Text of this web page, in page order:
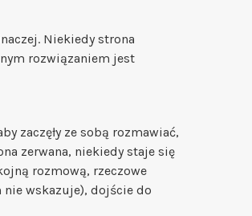
Niekiedy strona
rozwiązaniem jest
zaczęły ze sobą rozmawiać,
zerwana, niekiedy staje się
rozmową, rzeczowe
wskazuje), dojście do